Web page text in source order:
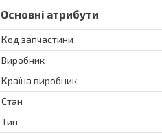
Основні атрибути
Код запчастини
Виробник
Країна виробник
Стан
Тип